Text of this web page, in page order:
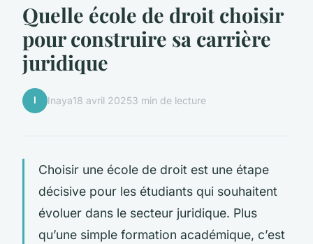
Quelle école de droit choisir
pour construire sa carrière
juridique
I Inaya18 avril 20253 min de lecture
Choisir une école de droit est une étape
décisive pour les étudiants qui souhaitent
évoluer dans le secteur juridique. Plus
qu’une simple formation académique, c’est